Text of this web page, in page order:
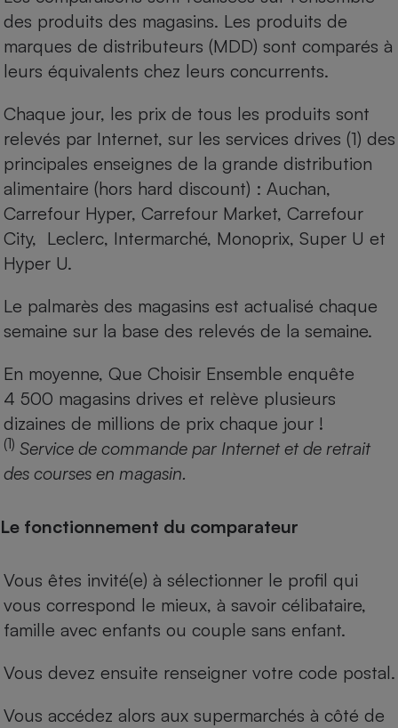
des produits des magasins. Les produits de
marques de distributeurs (MDD) sont comparés à
leurs équivalents chez leurs concurrents.
Chaque jour, les prix de tous les produits sont
relevés par Internet, sur les services drives (1) des
principales enseignes de la grande distribution
alimentaire (hors hard discount) : Auchan,
Carrefour Hyper, Carrefour Market, Carrefour
City, Leclerc, Intermarché, Monoprix, Super U et
Hyper U.
Le palmarès des magasins est actualisé chaque
semaine sur la base des relevés de la semaine.
En moyenne, Que Choisir Ensemble enquête
4 500 magasins drives et relève plusieurs
dizaines de millions de prix chaque jour !
(1) Service de commande par Internet et de retrait
des courses en magasin.
Le fonctionnement du comparateur
Vous êtes invité(e) à sélectionner le profil qui
vous correspond le mieux, à savoir célibataire,
famille avec enfants ou couple sans enfant.
Vous devez ensuite renseigner votre code postal.
Vous accédez alors aux supermarchés à côté de